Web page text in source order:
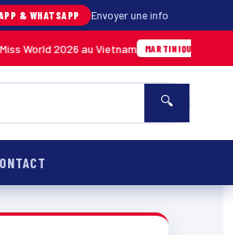
& WHATSAPP Envoyer une info
au Vietnam MARTINIQUE Hier · 14h14
🔍